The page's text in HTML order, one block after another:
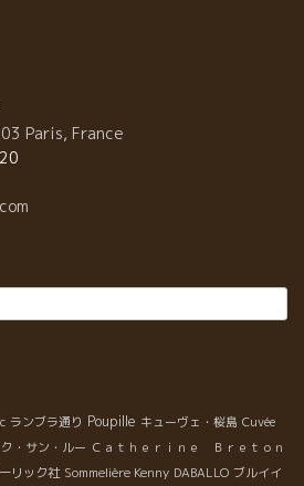
Paris, France
ランブラ通り Poupille キューヴェ・桜島 Cuvée
・サン・ルー Ｃａｔｈｅｒｉｎｅ Ｂｒｅｔｏｎ
リック社 Sommelière Kenny DABALLO ブルイイ